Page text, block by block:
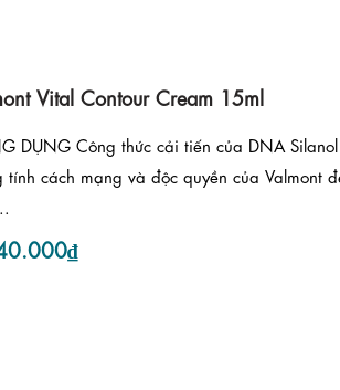
Vital Contour Cream 15ml
DỤNG Công thức cải tiến của DNA Silanol
tính cách mạng và độc quyền của Valmont